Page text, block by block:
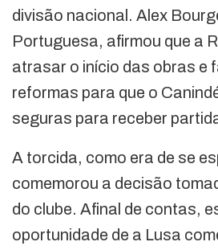
divisão nacional. Alex
Portuguesa, afirmou que a
atrasar o início das obras e
reformas para que o
seguras para receber
A torcida, como era de se
comemorou a decisão
do clube. Afinal de contas,
oportunidade de a Lusa